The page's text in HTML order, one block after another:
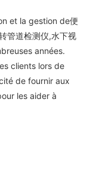
et la gestion de便
管道检测仪,水下视
années.
clients lors de
de fournir aux
les aider à